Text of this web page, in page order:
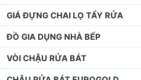
GIÁ ĐỰNG CHAI LỌ TẨY RỬA
ĐỒ GIA DỤNG NHÀ BẾP
VÒI CHẬU RỬA BÁT